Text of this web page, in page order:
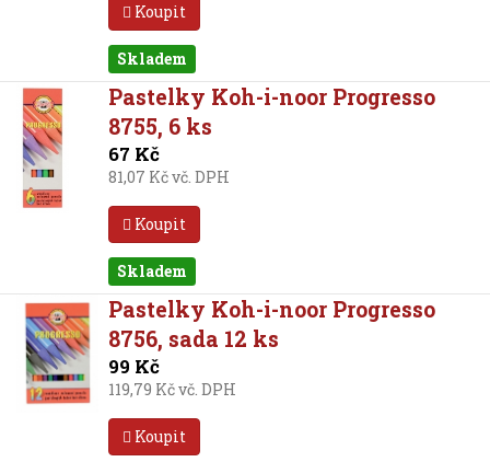
Koupit
Skladem
Pastelky Koh-i-noor Progresso
8755, 6 ks
67 Kč
81,07 Kč vč. DPH
Koupit
Skladem
Pastelky Koh-i-noor Progresso
8756, sada 12 ks
99 Kč
119,79 Kč vč. DPH
Koupit